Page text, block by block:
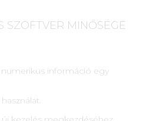
numerikus információ egy